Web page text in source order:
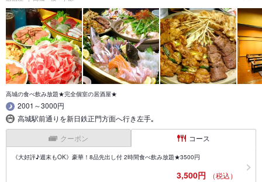
高城の食べ飲み放題★完全個室の居酒屋★
2001～3000円
高城駅前通りを新日鉄正門方面へ行き左手｡
クーポン コース
《大好評♪週末もOK》豪華！8品先出し付 2時間食べ飲み放題★3500円
3,500円 （税込）